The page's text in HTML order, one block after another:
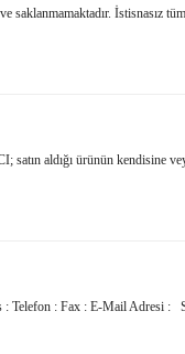
saklanmamaktadır.
ürünün kendisine veya
: Fax : E-Mail Adresi :